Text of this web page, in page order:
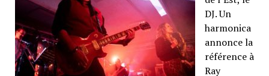
DJ. Un
harmonica
annonce la
référence à
Ray